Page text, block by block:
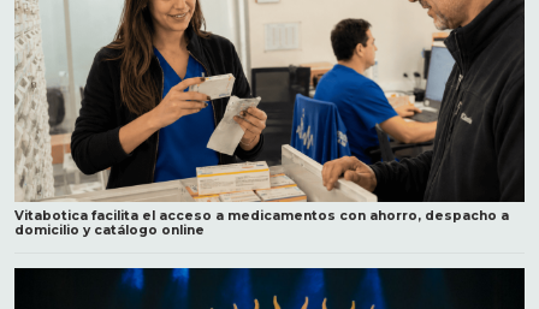
Vitabotica facilita el acceso a medicamentos con ahorro, despacho a
domicilio y catálogo online